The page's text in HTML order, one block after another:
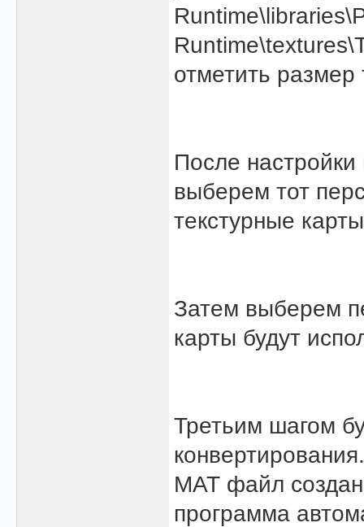
отметить размер
После
выберем тот
текстурные
Затем выберем
карты будут
Третьим шагом
МАТ файл
программа